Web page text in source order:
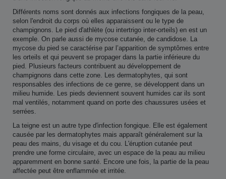
Différents noms sont donnés aux infections fongiques de la peau,
selon l'endroit du corps où elles apparaissent ou le type de
champignons. Le pied d'athlète (ou intertrigo inter-orteils) en est un
exemple. On parle aussi de mycose cutanée, de candidose. La
mycose du pied se caractérise par l’apparition de symptômes entre
les orteils et qui peuvent se propager dans la partie inférieure du
pied. Plusieurs facteurs contribuent au développement de
champignons dans cette zone. Les dermatophytes, qui sont
responsables des infections de ce genre, se développent dans un
milieu humide. Les pieds deviennent souvent humides car ils sont
mal ventilés, notamment quand on porte des chaussures usées et
serrées.
La teigne est un autre type d'infection fongique. Elle est également
causée par les dermatophytes mais apparaît généralement sur la
peau des mains, du visage et du cou. L'éruption cutanée peut
prendre une forme circulaire, avec un espace de la peau au milieu
apparemment en bonne santé. Encore une fois, la partie de la peau
affectée peut être enflammée et irritée.